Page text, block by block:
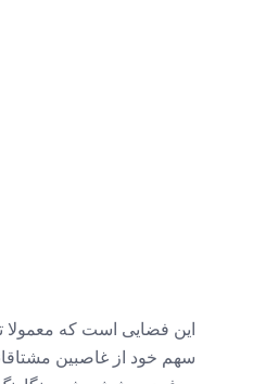
این فضایی است که معمولا